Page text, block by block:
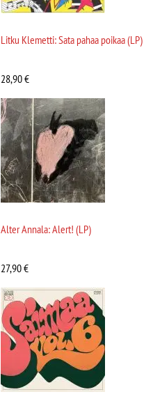
Litku Klemetti: Sata pahaa poikaa (LP)
28,90€
Alter Annala: Alert! (LP)
27,90€